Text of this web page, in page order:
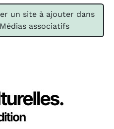
un site à ajouter dans
associatifs